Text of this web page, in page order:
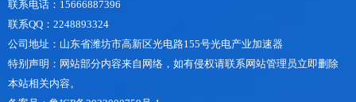
联系电话：15666887396
联系QQ：2248893324
公司地址：山东省潍坊市高新区光电路155号光电产业加速器
特别声明：网站部分内容来自网络，如有侵权请联系网站管理员立即删除
本站相关内容。